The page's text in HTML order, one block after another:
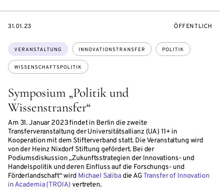
Symposium „Politik und
Wissenstransfer“
Am 31. Januar 2023 findet in Berlin die zweite
Transferveranstaltung der Universitätsallianz (UA) 11+ in
Kooperation mit dem Stifterverband statt. Die Veranstaltung wird
von der Heinz Nixdorf Stiftung gefördert. Bei der
Podiumsdiskussion „Zukunftsstrategien der Innovations- und
Handelspolitik und deren Einfluss auf die Forschungs- und
Förderlandschaft“ wird Michael Salibadie AGTransfer of Innovation
in Academia (TROIA) vertreten.
Themen:
VERANSTALTUNG INNOVATIONSTRANSFER POLITIK
WISSENSCHAFTSPOLITIK
EVENTBEGINSON
31.01.23 ÖFFENTLICH